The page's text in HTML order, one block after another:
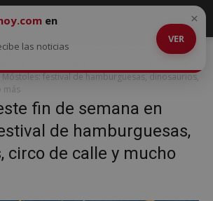
fin de semana en Móstoles: festival de
circo de calle y mucho más
festival de hamburguesas, dinosaurios,
más
fin de semana en
de hamburguesas,
circo de calle y mucho
en
las noticias
VER
×